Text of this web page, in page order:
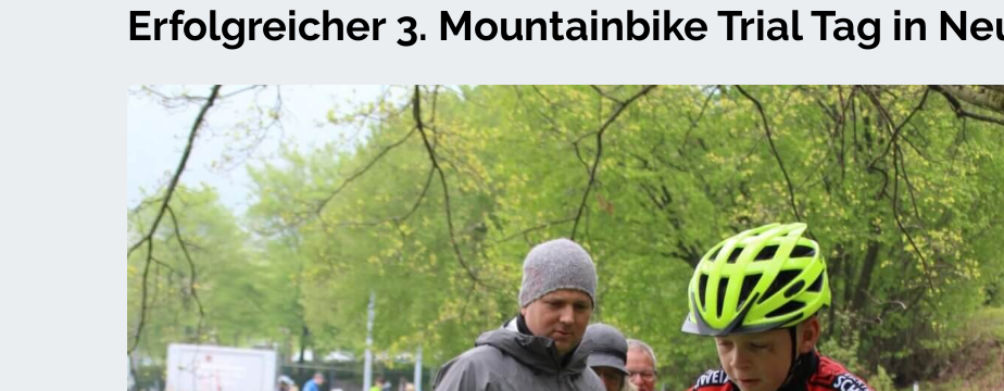
Erfolgreicher 3. Mountainbike Trial Tag in